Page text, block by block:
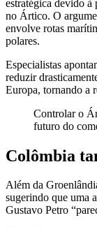
estratégica devido à
no Ártico. O
envolve rotas
polares.
Especialistas
reduzir
Europa, tornando a
Controlar o
futuro do
Colômbia
Além da
sugerindo que uma
Gustavo Petro